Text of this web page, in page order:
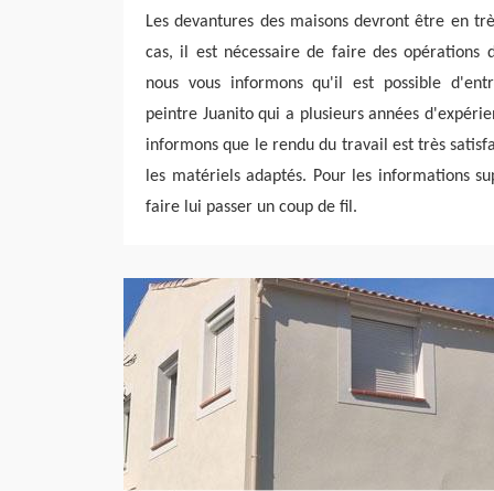
Les devantures des maisons devront être en
cas, il est nécessaire de faire des opérations
nous vous informons qu'il est possible
peintre Juanito qui a plusieurs années
informons que le rendu du travail est très
les matériels adaptés. Pour les informations
faire lui passer un coup de fil.